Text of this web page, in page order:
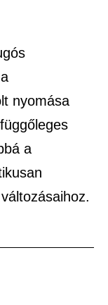
nyomása
a